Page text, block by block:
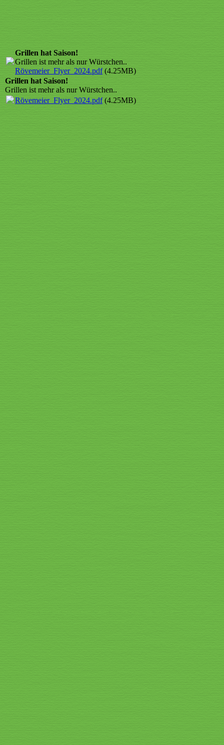
Grillen hat Saison!
Grillen ist mehr als nur Würstchen..
Rövemeier_Flyer_2024.pdf(4.25MB)
Grillen hat Saison!
Grillen ist mehr als nur Würstchen..
Rövemeier_Flyer_2024.pdf(4.25MB)